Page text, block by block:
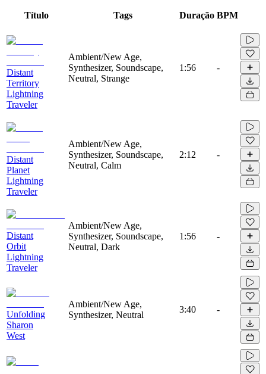
Título Tags Duração BPM
Distant
Territory
Lightning
Traveler
Ambient/New Age,
Synthesizer, Soundscape,
Neutral, Strange
1:56 -
Distant
Planet
Lightning
Traveler
Ambient/New Age,
Synthesizer, Soundscape,
Neutral, Calm
2:12 -
Distant
Orbit
Lightning
Traveler
Ambient/New Age,
Synthesizer, Soundscape,
Neutral, Dark
1:56 -
Unfolding
Sharon
West
Ambient/New Age,
Synthesizer, Neutral
3:40 -